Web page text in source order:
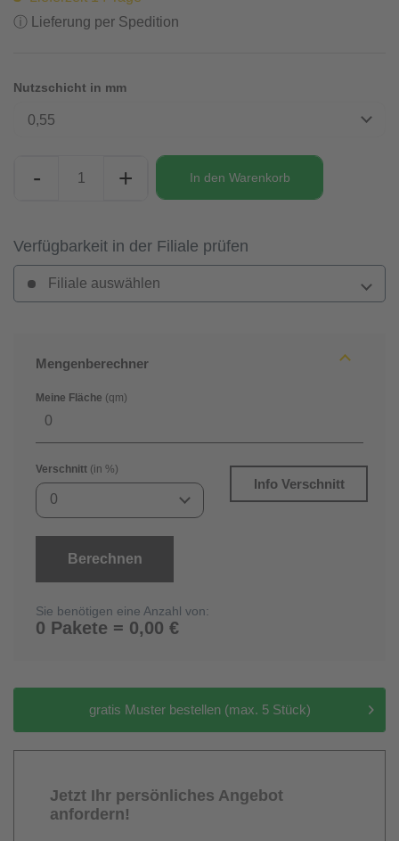
ⓘ Lieferung per Spedition
Nutzschicht in mm
0,55
- + In den Warenkorb
Verfügbarkeit in der Filiale prüfen
Filiale auswählen
Mengenberechner
Meine Fläche (qm)
Verschnitt (in %)
0
Info Verschnitt
Berechnen
Sie benötigen eine Anzahl von:
0 Pakete = 0,00 €
gratis Muster bestellen (max. 5 Stück)
Jetzt Ihr persönliches Angebot
anfordern!